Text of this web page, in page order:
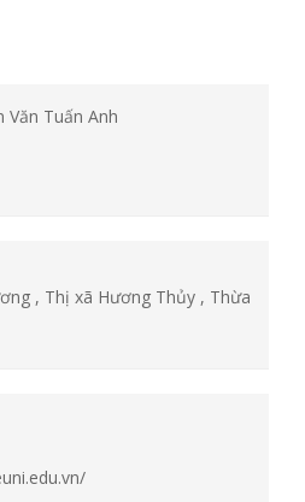
Văn Tuấn Anh
, Thị xã Hương Thủy , Thừa